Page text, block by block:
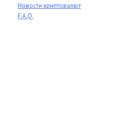
Новости криптовалют
F.A.Q.